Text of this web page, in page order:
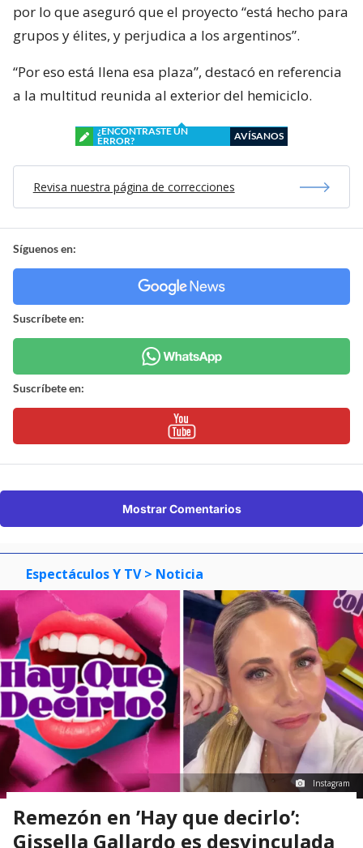
por lo que aseguró que el proyecto “está hecho para
grupos y élites, y perjudica a los argentinos”.
“Por eso está llena esa plaza”, destacó en referencia
a la multitud reunida al exterior del hemiciclo.
¿ENCONTRASTE UN
ERROR?
AVÍSANOS
Revisa nuestra página de correcciones
Síguenos en:
Suscríbete en:
Suscríbete en:
Mostrar Comentarios
Espectáculos Y TV > Noticia
Instagram
Remezón en ’Hay que decirlo’:
Gissella Gallardo es desvinculada